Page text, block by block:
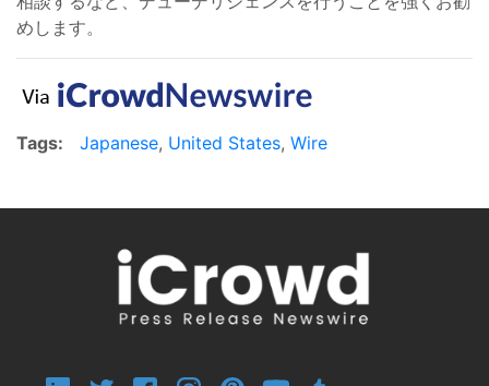
めします。
Tags: Japanese, United States, Wire